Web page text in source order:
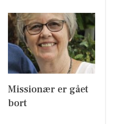
Missionær er gået
bort